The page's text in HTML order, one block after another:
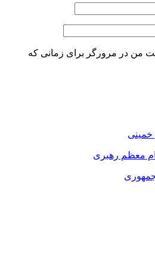
من در مرورگر برای زمانی که
خمینی
معظم رهبری